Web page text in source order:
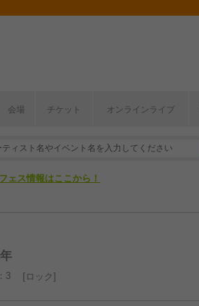
会場 チケット オンラインライブ
グ】2026年上半期編発表！
ェス情報はここから！
3 ロック